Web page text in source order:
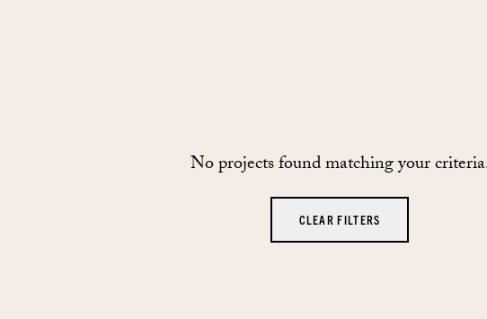
No projects found matching your
CLEAR FILTERS